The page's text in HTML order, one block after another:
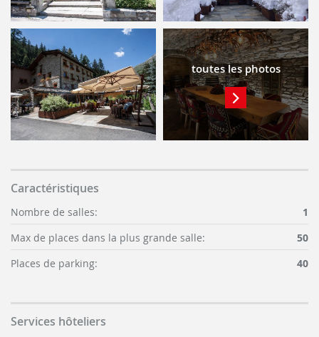
toutes les photos
Caractéristiques
Nombre de salles:
1
Max de places dans la plus grande salle:
50
Places de parking:
40
Services hôteliers